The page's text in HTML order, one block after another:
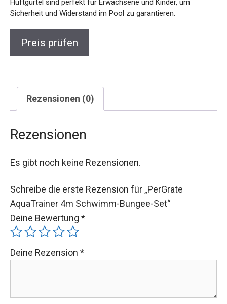
Sicherheit und Widerstand im Pool zu garantieren.
Preis prüfen
Rezensionen (0)
Rezensionen
Es gibt noch keine Rezensionen.
Schreibe die erste Rezension für „PerGrate
AquaTrainer 4m Schwimm-Bungee-Set“
Deine Bewertung *
Deine Rezension *